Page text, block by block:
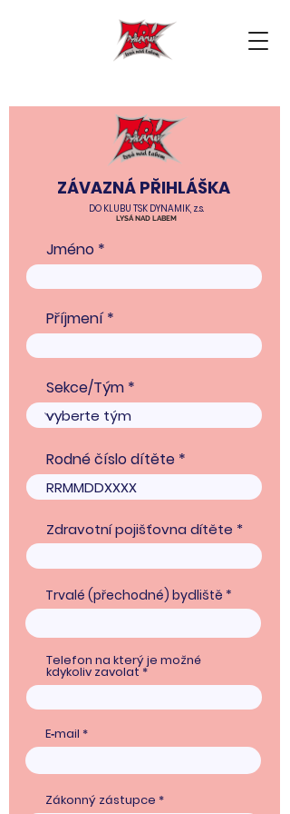
ZÁVAZNÁ PŘIHLÁŠKA
DO KLUBU TSK DYNAMIK, z.s.
LYSÁ NAD LABEM
Jméno
Příjmení
Sekce/Tým
Rodné číslo dítěte
Zdravotní pojišťovna dítěte
Trvalé (přechodné) bydliště
Telefon na který je možné
kdykoliv zavolat
E‑mail
Zákonný zástupce